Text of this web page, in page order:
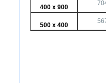
400 х 900
500 х 400